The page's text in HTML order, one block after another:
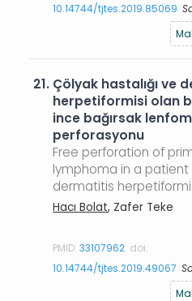
10.14744/tjtes.2019.85069
21. Çölyak hastalığı ve
herpetiformisi olan
ince bağırsak
perforasyonu
Free perforation of
lymphoma in a
dermatitis
Hacı Bolat, Zafer Teke
PMID:33107962 doi:
10.14744/tjtes.2019.49067